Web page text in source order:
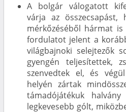
A bolgár válogatott
várja az
mérkőzéséből hármat
fordulatot jelent a
világbajnoki selejtezők
gyengén teljesítettek,
szenvedtek el, és
helyén zártak
támadójátékuk
legkevesebb gólt,